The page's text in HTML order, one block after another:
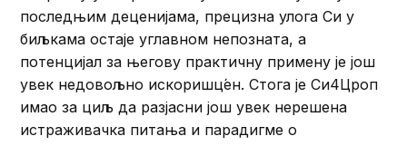
последњим деценијама, прецизна улога Си у
биљкама остаје углавном непозната, а
потенцијал за његову практичну примену је још
увек недовољно искоришц́ен. Стога је Си4Цроп
имао за циљ да разјасни још увек нерешена
истраживачка питања и парадигме о